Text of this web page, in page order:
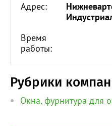
Адрес:
Время
работы:
Рубрики
Окна, фурнитура для